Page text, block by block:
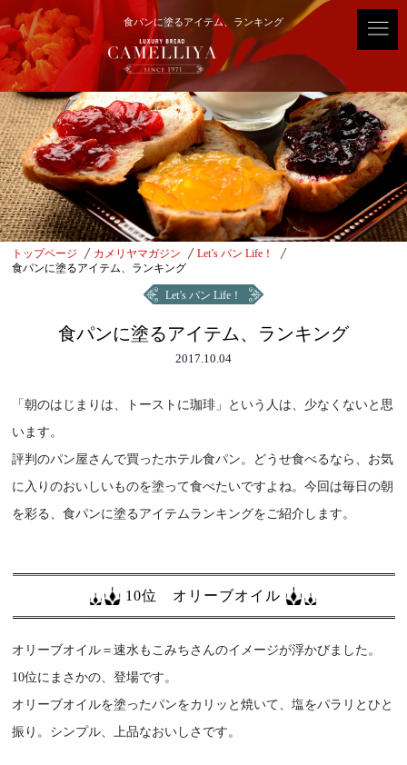
食パンに塗るアイテム、ランキング
トップページ カメリヤマガジン
Let’s パン Life！
食パンに塗るアイテム、ランキング
Let’s パン Life！
食パンに塗るアイテム、ランキング
2017.10.04
「朝のはじまりは、トーストに珈琲」という人は、少なくないと思
います。
評判のパン屋さんで買ったホテル食パン。どうせ食べるなら、お気
に入りのおいしいものを塗って食べたいですよね。今回は毎日の朝
を彩る、食パンに塗るアイテムランキングをご紹介します。
10位 オリーブオイル
オリーブオイル＝速水もこみちさんのイメージが浮かびました。
10位にまさかの、登場です。
オリーブオイルを塗ったパンをカリッと焼いて、塩をパラリとひと
振り。シンプル、上品なおいしさです。